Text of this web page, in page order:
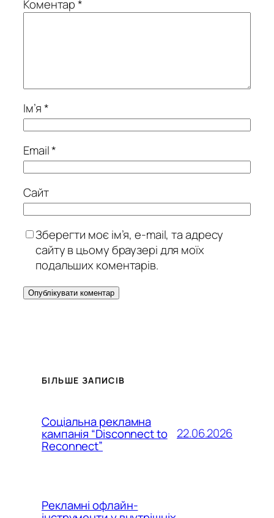
Коментар*
Ім’я*
Email*
Сайт
Зберегти моє ім’я, e-mail, та адресу
сайту в цьому браузері для моїх
подальших коментарів.
БІЛЬШЕ ЗАПИСІВ
Соціальна рекламна
кампанія “Disconnect to
Reconnect”
22.06.2026
Рекламні офлайн-